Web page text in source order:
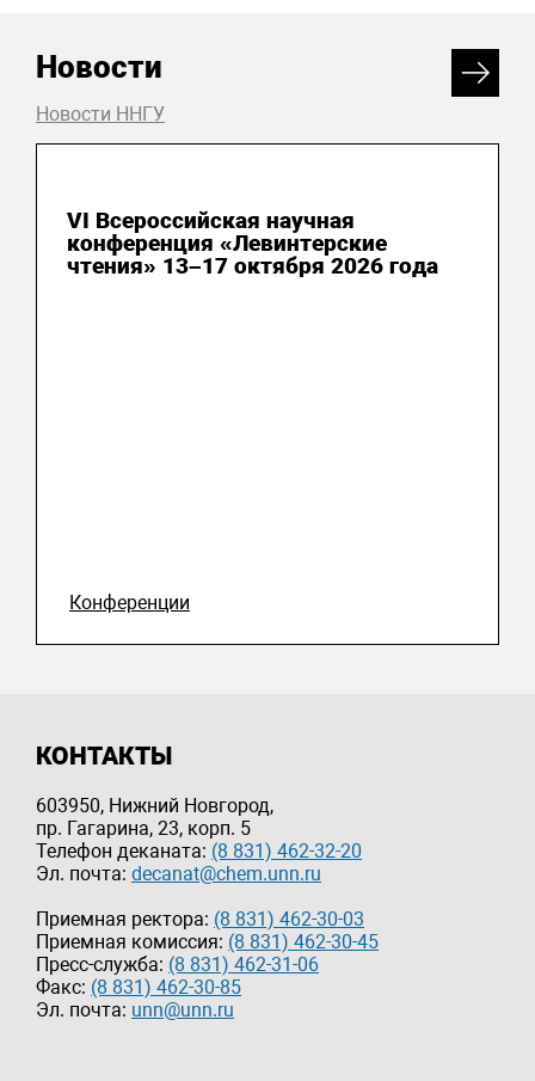
Новости
Новости ННГУ
VI Всероссийская научная
конференция «Левинтерские
чтения» 13–17 октября 2026 года
Конференции
КОНТАКТЫ
603950, Нижний Новгород,
пр. Гагарина, 23, корп. 5
Телефон деканата: (8 831) 462-32-20
Эл. почта: decanat@chem.unn.ru
Приемная ректора: (8 831) 462-30-03
Приемная комиссия: (8 831) 462-30-45
Пресс-служба: (8 831) 462-31-06
Факс: (8 831) 462-30-85
Эл. почта: unn@unn.ru